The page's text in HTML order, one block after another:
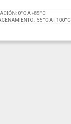
0°C A +85°C
-55°C A +100°C